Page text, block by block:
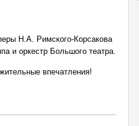
Н.А. Римского-Корсакова
и оркестр Большого театра.
впечатления!